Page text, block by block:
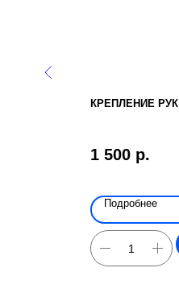
КРЕПЛЕНИЕ РУК
1 500 р.
Подробнее